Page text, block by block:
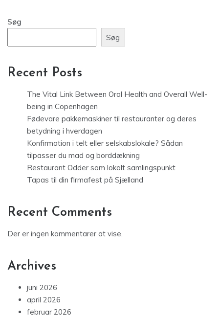
Søg
Søg
Recent Posts
The Vital Link Between Oral Health and Overall Well-
being in Copenhagen
Fødevare pakkemaskiner til restauranter og deres
betydning i hverdagen
Konfirmation i telt eller selskabslokale? Sådan
tilpasser du mad og borddækning
Restaurant Odder som lokalt samlingspunkt
Tapas til din firmafest på Sjælland
Recent Comments
Der er ingen kommentarer at vise.
Archives
juni 2026
april 2026
februar 2026